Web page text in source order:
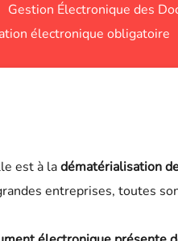
Gestion Électronique des
électronique obligatoire
est à ladématérialisation
entreprises, toutes